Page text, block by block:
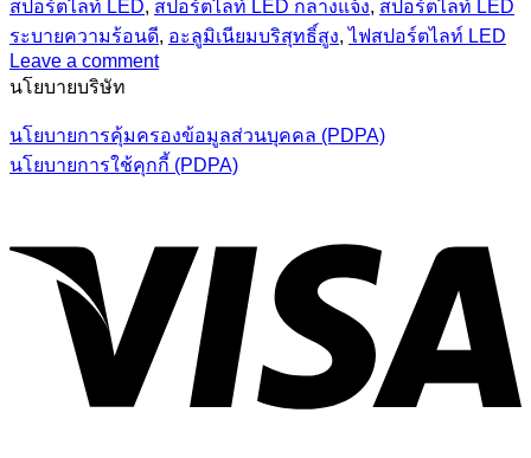
สปอร์ตไลท์ LED, สปอร์ตไลท์ LED กลางแจ้ง, สปอร์ตไลท์ LED
ระบายความร้อนดี, อะลูมิเนียมบริสุทธิ์สูง,ไฟสปอร์ตไลท์ LED
Leave a comment
นโยบายบริษัท
นโยบายการคุ้มครองข้อมูลส่วนบุคคล (PDPA)
นโยบายการใช้คุกกี้ (PDPA)